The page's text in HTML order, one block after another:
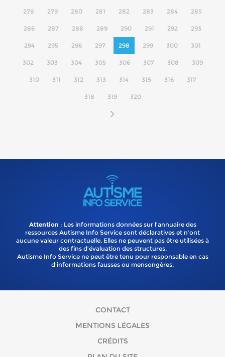
278 279 280 281 282 283 284 285
286 287 288 289 290 291 292 293
294 295 296 297 298 299 300 301
302 303 304 305 306 307 308 309
310 311 312 313 314 315 316 317
318 319 320
Attention : Les informations données sur l’annuaire des
ressources Autisme Info Service sont déclaratives et n’ont
aucune valeur contractuelle. Elles ne peuvent pas être utilisées à
des fins d’évaluation des structures.
Autisme Info Service ne peut être tenu pour responsable en cas
d'informations fausses ou mensongères.
CONTACT
MENTIONS LÉGALES
CRÉDITS